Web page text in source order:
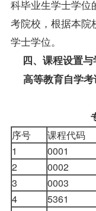
科毕业生学士学位
考院校，根据本院
学士学位。
四、课程设置
高等教育自学
序号 课程代码
1
0001
2
0002
3
0003
4
5361